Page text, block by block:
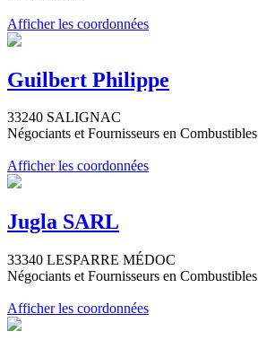
Afficher les coordonnées
Guilbert Philippe
33240 SALIGNAC
Négociants et Fournisseurs en Combustibles
Afficher les coordonnées
Jugla SARL
33340 LESPARRE MÉDOC
Négociants et Fournisseurs en Combustibles
Afficher les coordonnées